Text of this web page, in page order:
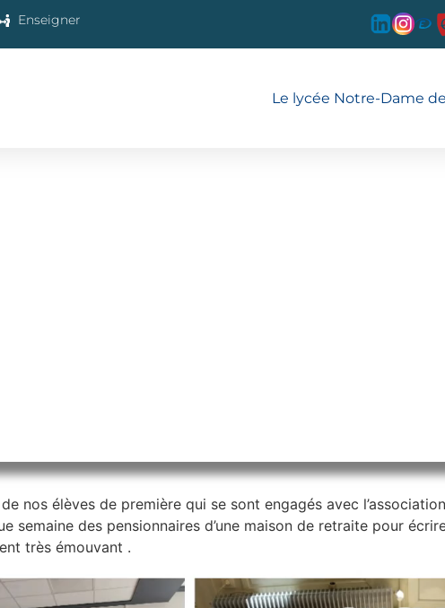
Enseigner
Le lycée Notre-Dame
nos élèves de première qui se sont engagés avec
semaine des pensionnaires d’une maison de retraite pour
très émouvant .